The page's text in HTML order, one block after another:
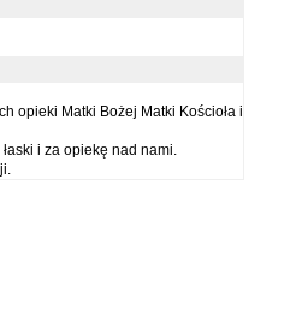
opieki Matki Bożej Matki Kościoła i
i za opiekę nad nami.